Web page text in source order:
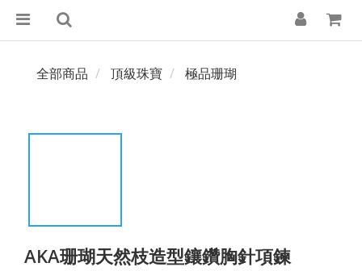
全部商品 頂級珠寶 極品珊瑚
AKA珊瑚天然枝造型鑲鑽胸針項鍊